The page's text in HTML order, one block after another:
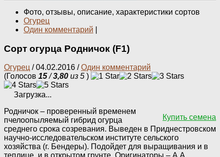
Фото, отзывы, описание, характеристики сортов
Огурец
Один комментарий
Сорт огурца Родничок (F1)
Огурец /04.02.2016 /Один комментарий
(Голосов 15/3,80 из 5 )
Загрузка...
Купить семена
Родничок – проверенный временем
пчелоопыляемый гибрид огурца
среднего срока созревания. Выведен в Приднестровском
научно-исследовательском институте сельского
хозяйства (г. Бендеры). Подойдет для выращивания и в